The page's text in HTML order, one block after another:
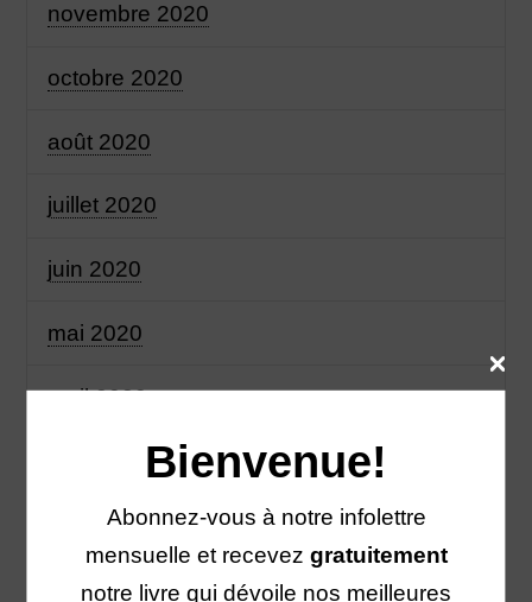
novembre 2020
octobre 2020
août 2020
juillet 2020
juin 2020
mai 2020
avril 2020
mars 2020
février 2020
janvier 2020
Bienvenue!
Abonnez-vous à notre infolettre
mensuelle et recevez gratuitement
notre livre qui dévoile nos meilleures